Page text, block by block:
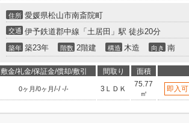
住所 愛媛県松山市南斎院町
交通 伊予鉄道郡中線「土居田」駅 徒歩20分
築年 築23年 階数 2階建 構造 木造 向き 南
敷金/礼金/保証金/償却/敷引 間取り 面積
0ヶ月/0ヶ月/-/-/- 3ＬＤＫ
75.77
㎡
即入可